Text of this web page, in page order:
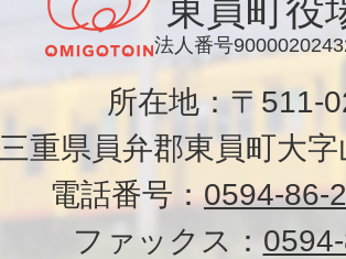
東員町役
法人番号
所在地：〒
三重県員弁郡東員町大
電話番号： 0594-86-
ファックス：